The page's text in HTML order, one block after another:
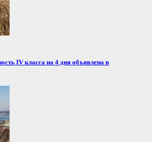
IV класса на 4 дня объявлена в